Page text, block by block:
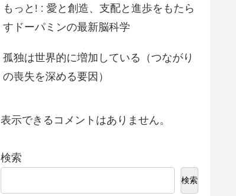
もっと! : 愛と創造、支配と進歩をもたら
すドーパミンの最新脳科学
孤独は世界的に増加している（つながり
の喪失を深める要因）
表示できるコメントはありません。
検索
検索